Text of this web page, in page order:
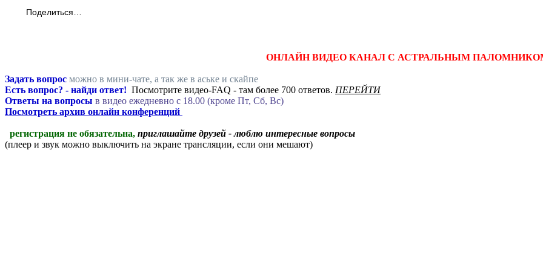
Поделиться…
ОНЛАЙН ВИДЕО КАНАЛ С АСТРАЛЬНЫМ
Задать вопрос можно в мини-чате, а так же в аське и скайпе
Есть вопрос? - найди ответ! Посмотрите видео-FAQ - там более 700 ответов. ПЕРЕЙТИ
Ответы на вопросы в видео ежедневно c 18.00 (кроме Пт, Сб, Вс)
Посмотреть архив онлайн конференций
регистрация не обязательна, приглашайте друзей - люблю интересные вопросы
(плеер и звук можно выключить на экране трансляции, если они мешают)